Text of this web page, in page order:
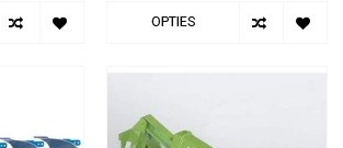
OPTIES